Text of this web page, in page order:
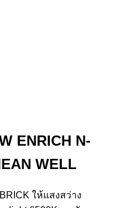
ENRICH N-
WELL
ให้แสงสว่าง